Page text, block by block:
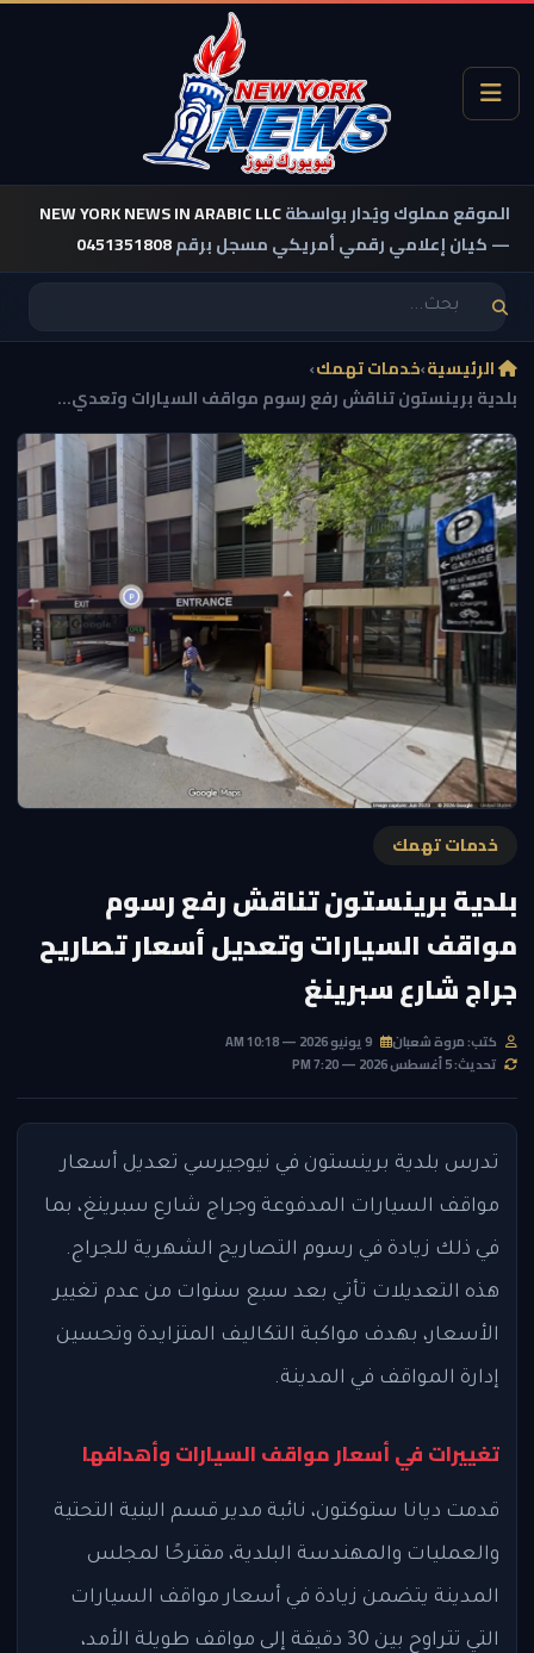
الموقع مملوك ويُدار بواسطةNEW YORK NEWS IN ARABIC LLC
— كيان إعلامي رقمي أمريكي مسجل برقم0451351808
الرئيسية›خدمات تهمك›
بلدية برينستون تناقش رفع رسوم مواقف السيارات وتعدي...
خدمات تهمك
بلدية برينستون تناقش رفع رسوم
مواقف السيارات وتعديل أسعار تصاريح
جراج شارع سبرينغ
كتب: مروة شعبان
تحديث: 5 أغسطس 2026 — 7:20 PM
تدرس بلدية برينستون في نيوجيرسي تعديل أسعار
مواقف السيارات المدفوعة وجراج شارع سبرينغ، بما
في ذلك زيادة في رسوم التصاريح الشهرية للجراج.
هذه التعديلات تأتي بعد سبع سنوات من عدم تغيير
الأسعار، بهدف مواكبة التكاليف المتزايدة وتحسين
إدارة المواقف في المدينة.
تغييرات في أسعار مواقف السيارات وأهدافها
قدمت ديانا ستوكتون، نائبة مدير قسم البنية التحتية
والعمليات والمهندسة البلدية، مقترحًا لمجلس
المدينة يتضمن زيادة في أسعار مواقف السيارات
التي تتراوح بين 30 دقيقة إلى مواقف طويلة الأمد،